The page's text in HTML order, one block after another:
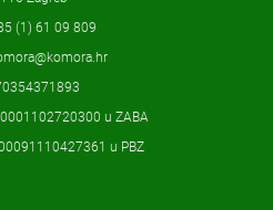
(1) 61 09 809
u ZABA
u PBZ